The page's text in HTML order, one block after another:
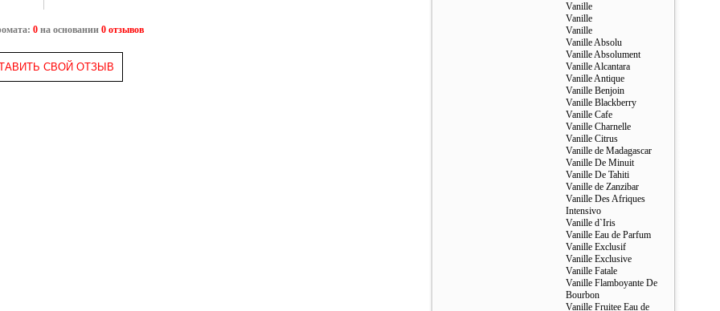
0на основании 0 отзывов
СВОЙ ОТЗЫВ
Vanille
Vanille
Vanille
Vanille Absolu
Vanille Absolument
Vanille Alcantara
Vanille Antique
Vanille Benjoin
Vanille Blackberry
Vanille Cafe
Vanille Charnelle
Vanille Citrus
Vanille de Madagascar
Vanille De Minuit
Vanille De Tahiti
Vanille de Zanzibar
Vanille Des Afriques
Intensivo
Vanille d`Iris
Vanille Eau de Parfum
Vanille Exclusif
Vanille Exclusive
Vanille Fatale
Vanille Flamboyante De
Bourbon
Vanille Fruitee Eau de